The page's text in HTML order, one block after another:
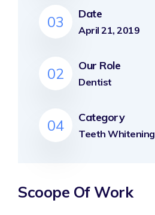
03 Date
April 21, 2019
02 Our Role
Dentist
04 Category
Teeth Whitening
Scoope Of Work